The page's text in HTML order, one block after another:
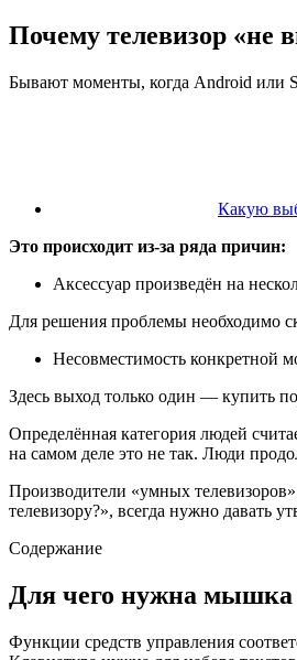
Почему телевизор «не
Бывают моменты, когда Android или
Какую
Это происходит из-за ряда причин:
Аксессуар произведён на
Для решения проблемы необходимо
Несовместимость конкретной
Здесь выход только один — купить
Определённая категория людей
на самом деле это не так. Люди
Производители «умных
телевизору?», всегда нужно давать
Содержание
Для чего нужна мышка
Функции средств управления